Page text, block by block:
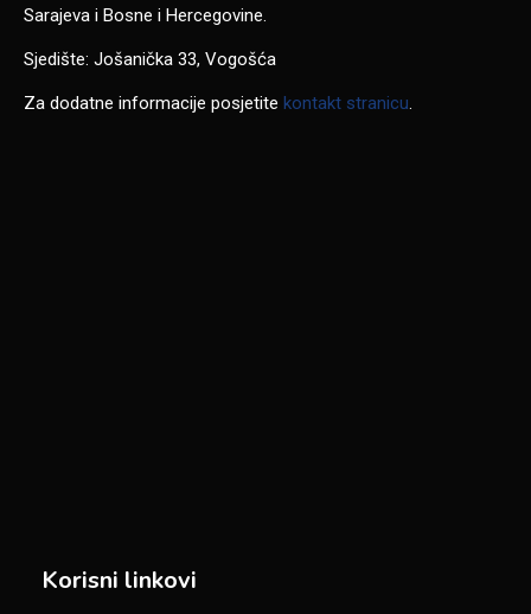
Sarajeva i Bosne i Hercegovine.
Sjedište: Jošanička 33, Vogošća
Za dodatne informacije posjetite kontakt stranicu
Korisni linkovi